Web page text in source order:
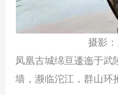
摄影
凤凰古城绵亘逶迤于
墙，濒临沱江，群山环